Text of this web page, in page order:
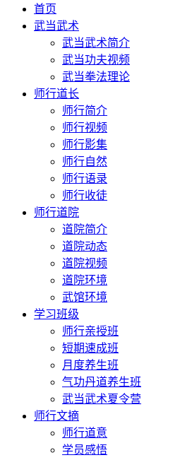
首页
武当武术
武当武术简介
武当功夫视频
武当拳法理论
师行道长
师行简介
师行视频
师行影集
师行自然
师行语录
师行收徒
师行道院
道院简介
道院动态
道院视频
道院环境
武馆环境
学习班级
师行亲授班
短期速成班
月度养生班
气功丹道养生班
武当武术夏令营
师行文摘
师行道意
学员感悟